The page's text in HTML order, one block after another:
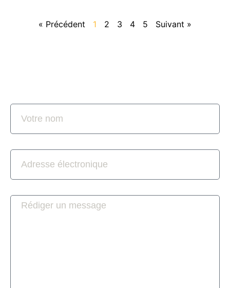
« Précédent 1 2 3 4 5 Suivant »